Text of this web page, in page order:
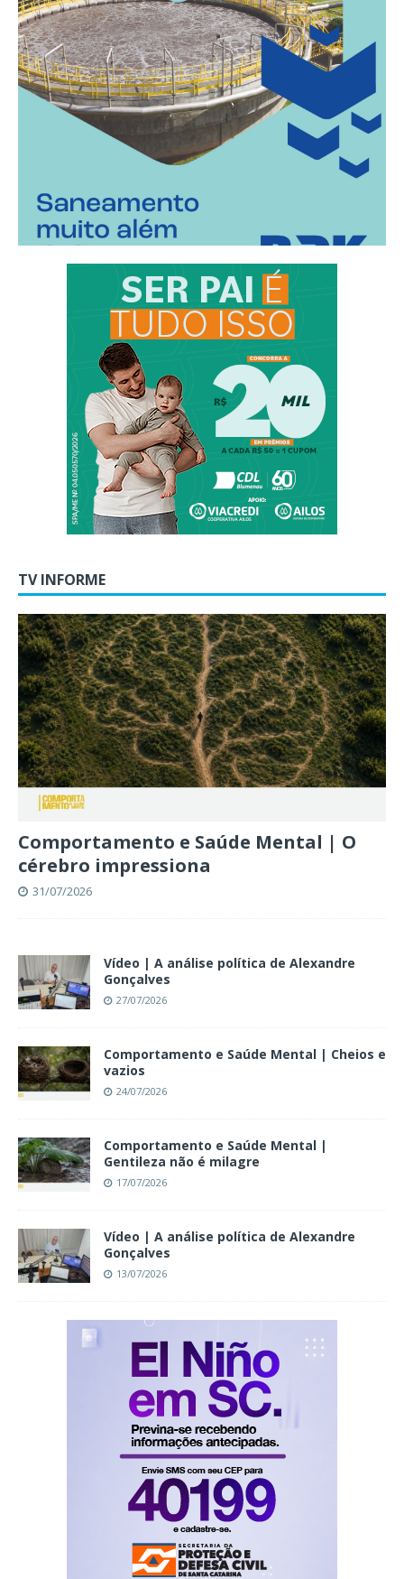
TV INFORME
Comportamento e Saúde Mental | O
cérebro impressiona
31/07/2026
Vídeo | A análise política de Alexandre
Gonçalves
27/07/2026
Comportamento e Saúde Mental | Cheios e
vazios
24/07/2026
Comportamento e Saúde Mental |
Gentileza não é milagre
17/07/2026
Vídeo | A análise política de Alexandre
Gonçalves
13/07/2026